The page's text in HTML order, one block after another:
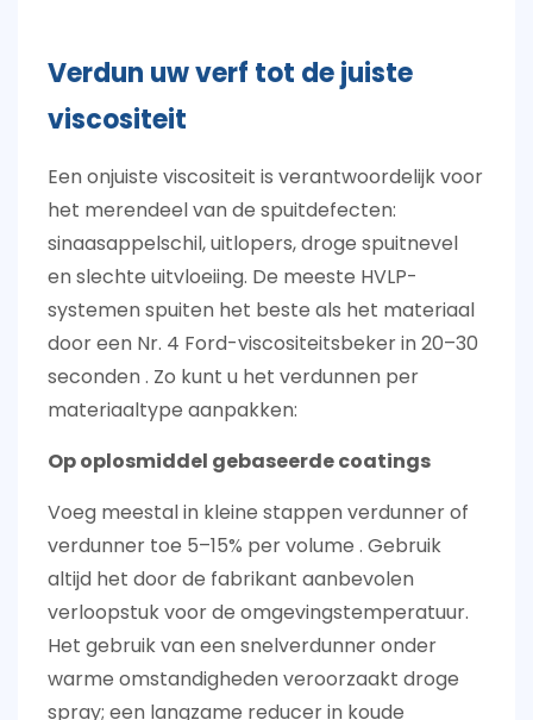
Verdun uw verf tot de juiste
viscositeit
Een onjuiste viscositeit is verantwoordelijk voor
het merendeel van de spuitdefecten:
sinaasappelschil, uitlopers, droge spuitnevel
en slechte uitvloeiing. De meeste HVLP-
systemen spuiten het beste als het materiaal
door een Nr. 4 Ford-viscositeitsbeker in 20–30
seconden . Zo kunt u het verdunnen per
materiaaltype aanpakken:
Op oplosmiddel gebaseerde coatings
Voeg meestal in kleine stappen verdunner of
verdunner toe 5–15% per volume . Gebruik
altijd het door de fabrikant aanbevolen
verloopstuk voor de omgevingstemperatuur.
Het gebruik van een snelverdunner onder
warme omstandigheden veroorzaakt droge
spray; een langzame reducer in koude